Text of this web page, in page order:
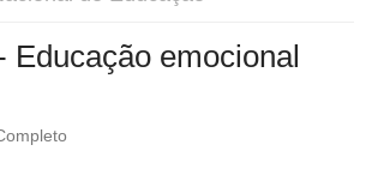
Educação emocional